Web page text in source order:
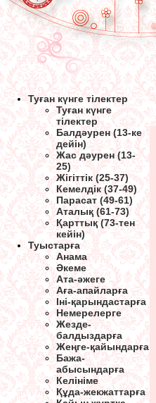
Туған күнге тілектер
Туған күнге
тілектер
Балдәурен (13-ке
дейін)
Жас дәурен (13-
25)
Жігіттік (25-37)
Кемелдік (37-49)
Парасат (49-61)
Аталық (61-73)
Қарттық (73-тен
кейін)
Туыстарға
Анама
Әкеме
Ата-әжеге
Аға-апайларға
Іні-қарындастарға
Немерелерге
Жезде-
балдыздарға
Жеңге-қайындарға
Бажа-
абысындарға
Келініме
Құда-жекжаттарға